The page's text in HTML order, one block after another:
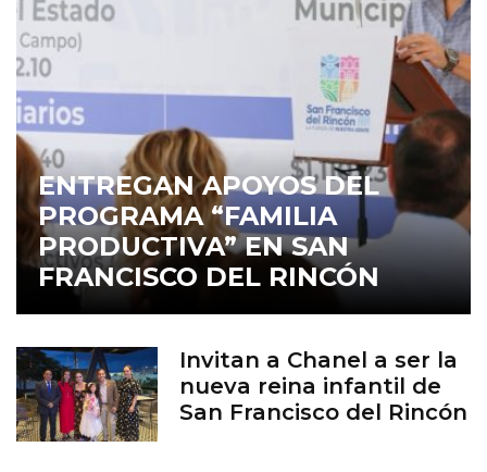
ENTREGAN APOYOS DEL
PROGRAMA “FAMILIA
PRODUCTIVA” EN SAN
FRANCISCO DEL RINCÓN
Invitan a Chanel a ser la
nueva reina infantil de
San Francisco del Rincón